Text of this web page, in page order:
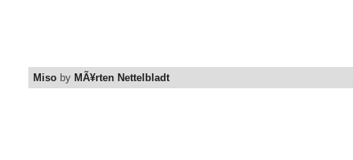
Miso by MÃ¥rten Nettelbladt